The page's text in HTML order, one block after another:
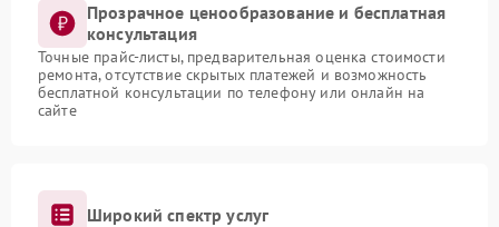
Прозрачное ценообразование и бесплатная
консультация
Точные прайс-листы, предварительная оценка стоимости
ремонта, отсутствие скрытых платежей и возможность
бесплатной консультации по телефону или онлайн на
сайте
Широкий спектр услуг